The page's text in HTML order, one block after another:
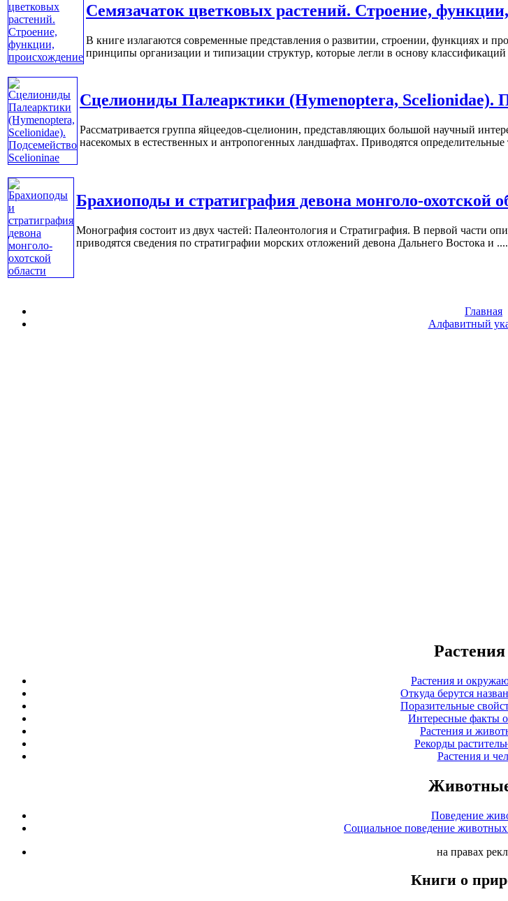
Семязачаток цветковых растений. Строение,
В книге излагаются современные представления о развитии, строении, функциях и
принципы организации и типизации структур, которые легли в основу
Сцелиониды Палеарктики (Hymenoptera, Scelionidae).
Рассматривается группа яйцеедов-сцелионин, представляющих большой научный
насекомых в естественных и антропогенных ландшафтах. Приводятся
Брахиоподы и стратиграфия девона монголо-охотской
Монография состоит из двух частей: Палеонтология и Стратиграфия. В первой части
приводятся сведения по стратиграфии морских отложений девона Дальнего Востока и
Главная
Алфавитный
Растения
Растения и
Откуда берутся
Поразительные
Интересные факты о
Растения и
Рекорды
Растения и
Поведение
Социальное поведение
на правах
Книги о